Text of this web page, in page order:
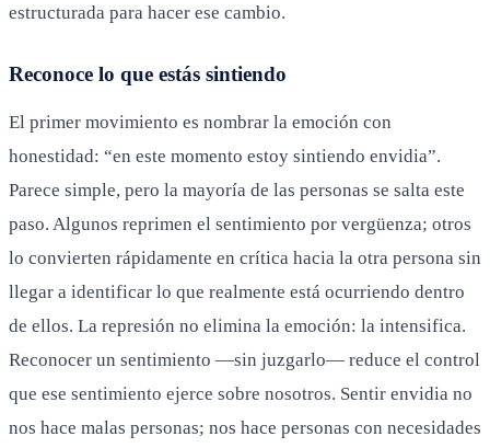
estructurada para hacer ese cambio.
Reconoce lo que estás sintiendo
El primer movimiento es nombrar la emoción con
honestidad: “en este momento estoy sintiendo envidia”.
Parece simple, pero la mayoría de las personas se salta este
paso. Algunos reprimen el sentimiento por vergüenza; otros
lo convierten rápidamente en crítica hacia la otra persona sin
llegar a identificar lo que realmente está ocurriendo dentro
de ellos. La represión no elimina la emoción: la intensifica.
Reconocer un sentimiento —sin juzgarlo— reduce el control
que ese sentimiento ejerce sobre nosotros. Sentir envidia no
nos hace malas personas; nos hace personas con necesidades